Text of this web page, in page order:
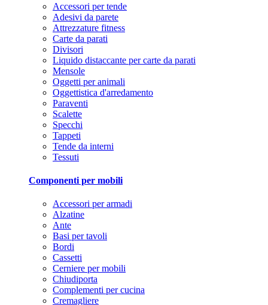
Accessori per tende
Adesivi da parete
Attrezzature fitness
Carte da parati
Divisori
Liquido distaccante per carte da parati
Mensole
Oggetti per animali
Oggettistica d'arredamento
Paraventi
Scalette
Specchi
Tappeti
Tende da interni
Tessuti
Componenti per mobili
Accessori per armadi
Alzatine
Ante
Basi per tavoli
Bordi
Cassetti
Cerniere per mobili
Chiudiporta
Complementi per cucina
Cremagliere